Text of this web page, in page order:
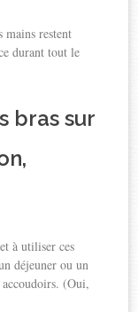
mains restent
durant tout le
bras sur
à utiliser ces
déjeuner ou un
(Oui,